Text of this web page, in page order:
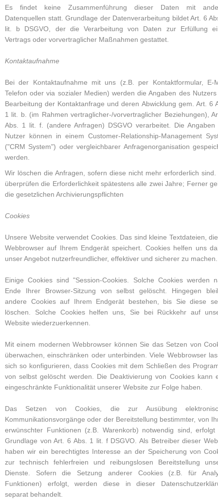
Es findet keine Zusammenführung dieser Daten mit
Datenquellen statt. Grundlage der Datenverarbeitung bildet Art. 6
lit. b DSGVO, der die Verarbeitung von Daten zur Erfüllung
Vertrags oder vorvertraglicher Maßnahmen gestattet.
Kontaktaufnahme
Bei der Kontaktaufnahme mit uns (z.B. per Kontaktformular, E-
Telefon oder via sozialer Medien) werden die Angaben des
Bearbeitung der Kontaktanfrage und deren Abwicklung gem. Art. 6
1 lit. b. (im Rahmen vertraglicher-/vorvertraglicher Beziehungen),
Abs. 1 lit. f. (andere Anfragen) DSGVO verarbeitet. Die Angaben
Nutzer können in einem Customer-Relationship-Management
("CRM System") oder vergleichbarer Anfragenorganisation
werden.
Wir löschen die Anfragen, sofern diese nicht mehr erforderlich sind.
überprüfen die Erforderlichkeit spätestens alle zwei Jahre; Ferner
die gesetzlichen Archivierungspflichten
Cookies
Unsere Website verwendet Cookies. Das sind kleine Textdateien,
Webbrowser auf Ihrem Endgerät speichert. Cookies helfen uns
unser Angebot nutzerfreundlicher, effektiver und sicherer zu machen.
Einige Cookies sind "Session-Cookies. Solche Cookies werden
Ende Ihrer Browser-Sitzung von selbst gelöscht. Hingegen
andere Cookies auf Ihrem Endgerät bestehen, bis Sie diese
löschen. Solche Cookies helfen uns, Sie bei Rückkehr auf
Website wiederzuerkennen.
Mit einem modernen Webbrowser können Sie das Setzen von
überwachen, einschränken oder unterbinden. Viele Webbrowser
sich so konfigurieren, dass Cookies mit dem Schließen des
von selbst gelöscht werden. Die Deaktivierung von Cookies kann
eingeschränkte Funktionalität unserer Website zur Folge haben.
Das Setzen von Cookies, die zur Ausübung
Kommunikationsvorgänge oder der Bereitstellung bestimmter, von
erwünschter Funktionen (z.B. Warenkorb) notwendig sind, erfolgt
Grundlage von Art. 6 Abs. 1 lit. f DSGVO. Als Betreiber dieser
haben wir ein berechtigtes Interesse an der Speicherung von
zur technisch fehlerfreien und reibungslosen Bereitstellung
Dienste. Sofern die Setzung anderer Cookies (z.B. für
Funktionen) erfolgt, werden diese in dieser
separat behandelt.